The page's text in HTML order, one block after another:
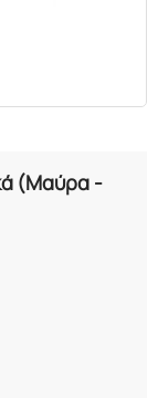
(Μαύρα -